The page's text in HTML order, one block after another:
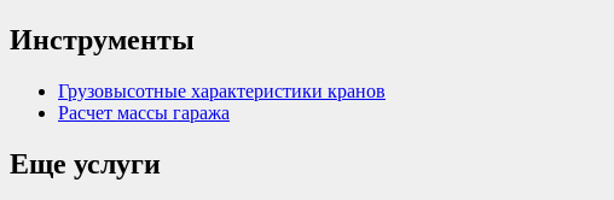
Инструменты
Грузовысотные характеристики кранов
Расчет массы гаража
Еще услуги